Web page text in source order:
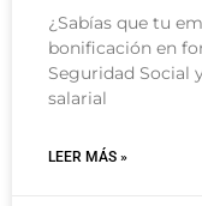
¿Sabías que tu
bonificación en
Seguridad Social
salarial
LEER MÁS »